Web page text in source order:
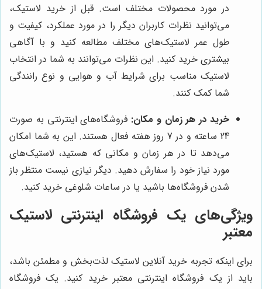
در مورد محصولات مختلف است. قبل از خرید لاستیک،
می‌توانید نظرات کاربران دیگر را در مورد عملکرد، کیفیت و
طول عمر لاستیک‌های مختلف مطالعه کنید و با آگاهی
بیشتری خرید کنید. این نظرات می‌توانند به شما در انتخاب
لاستیک مناسب برای شرایط آب و هوایی و نوع رانندگی
شما کمک کنند.
خرید در هر زمان و مکان: فروشگاه‌های اینترنتی به صورت
24 ساعته و در 7 روز هفته فعال هستند. این به شما امکان
می‌دهد تا در هر زمان و مکانی که هستید، لاستیک‌های
مورد نیاز خود را سفارش دهید. دیگر نیازی نیست منتظر باز
شدن فروشگاه‌ها باشید یا در ساعات شلوغی خرید کنید.
ویژگی‌های یک فروشگاه اینترنتی لاستیک
معتبر
برای اینکه تجربه خرید آنلاین لاستیک لذت‌بخش و مطمئن باشد،
باید از یک فروشگاه اینترنتی معتبر خرید کنید. یک فروشگاه